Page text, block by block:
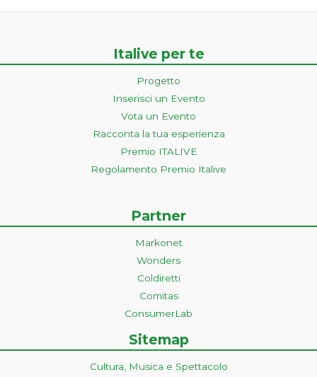
Italive per te
Progetto
Inserisci un Evento
Vota un Evento
Racconta la tua esperienza
Premio ITALIVE
Regolamento Premio Italive
Partner
Markonet
Wonders
Coldiretti
Comitas
ConsumerLab
Sitemap
Cultura, Musica e Spettacolo